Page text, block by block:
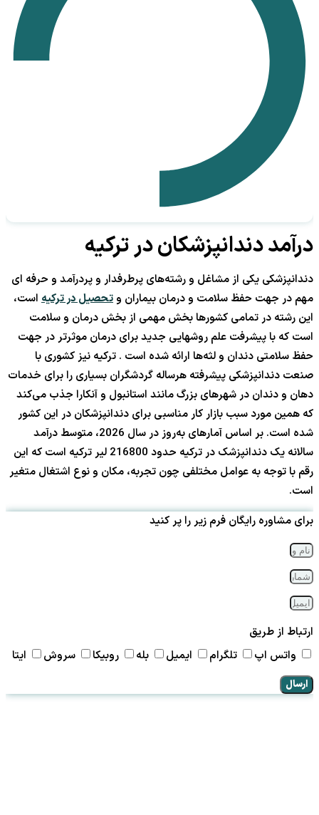
درآمد دندانپزشکان در ترکیه
دندانپزشکی یکی از مشاغل و رشته‌های پرطرفدار و پردرآمد و حرفه ای
مهم در جهت حفظ سلامت و درمان بیماران وتحصیل در ترکیه است،
این رشته در تمامی کشورها بخش مهمی از بخش درمان و سلامت
است که با پیشرفت علم روشهایی جدید برای درمان موثرتر در جهت
حفظ سلامتی دندان و لثه‌ها ارائه شده است . ترکیه نیز کشوری با
صنعت دندانپزشکی پیشرفته هرساله گردشگران بسیاری را برای خدمات
دهان و دندان در شهرهای بزرگ مانند استانبول و آنکارا جذب می‌کند
که همین مورد سبب بازار کار مناسبی برای دندانپزشکان در این کشور
شده است. بر اساس آمارهای به‌روز در سال 2026، متوسط درآمد
سالانه یک دندانپزشک در ترکیه حدود 216800 لیر ترکیه است که این
رقم با توجه به عوامل مختلفی چون تجربه، مکان و نوع اشتغال متغیر
است.
برای مشاوره رایگان فرم زیر را پر کنید
ارتباط از طریق
واتس اپ
تلگرام ایمیل بله روبیکا سروش ایتا
ارسال